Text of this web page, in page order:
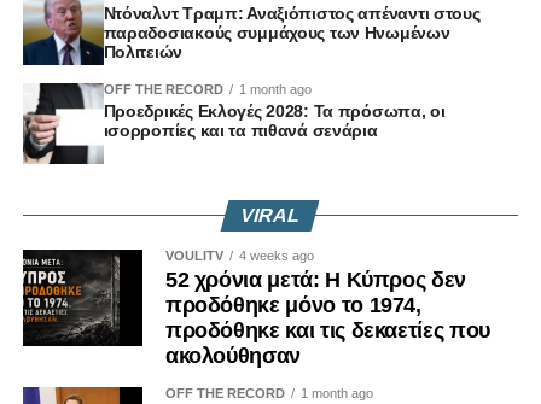
Ντόναλντ Τραμπ: Αναξιόπιστος απέναντι στους
παραδοσιακούς συμμάχους των Ηνωμένων
Πολιτειών
OFF THE RECORD 1 month ago
Προεδρικές Εκλογές 2028: Τα πρόσωπα, οι
ισορροπίες και τα πιθανά σενάρια
VIRAL
VOULITV 4 weeks ago
52 χρόνια μετά: Η Κύπρος δεν
προδόθηκε μόνο το 1974,
προδόθηκε και τις δεκαετίες που
ακολούθησαν
OFF THE RECORD 1 month ago